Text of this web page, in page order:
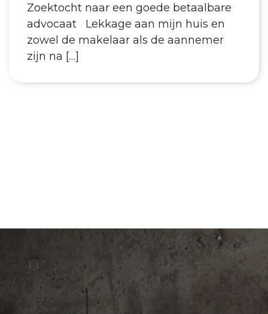
Zoektocht naar een goede betaalbare
advocaat Lekkage aan mijn huis en
zowel de makelaar als de aannemer
zijn na […]